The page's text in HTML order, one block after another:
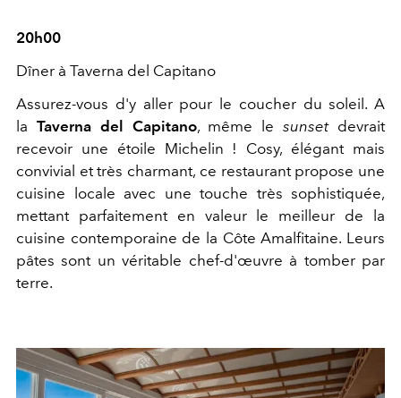
20h00
Dîner à Taverna del Capitano
Assurez-vous d'y aller pour le coucher du soleil. A
la Taverna del Capitano, même lesunsetdevrait
recevoir une étoile Michelin ! Cosy, élégant mais
convivial et très charmant, ce restaurant propose une
cuisine locale avec une touche très sophistiquée,
mettant parfaitement en valeur le meilleur de la
cuisine contemporaine de la Côte Amalfitaine. Leurs
pâtes sont un véritable chef-d'œuvre à tomber par
terre.